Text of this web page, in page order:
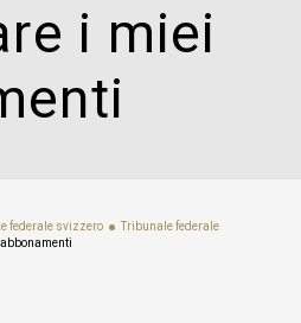
federale
i miei
federale svizzero
Tribunale federale